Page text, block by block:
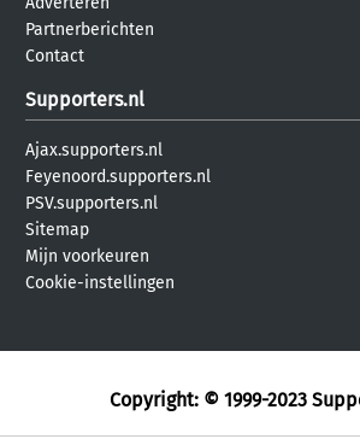
Partnerberichten
Contact
Supporters.nl
Ajax.supporters.nl
Feyenoord.supporters.nl
PSV.supporters.nl
Sitemap
Mijn voorkeuren
Cookie-instellingen
Copyright: © 1999-2023